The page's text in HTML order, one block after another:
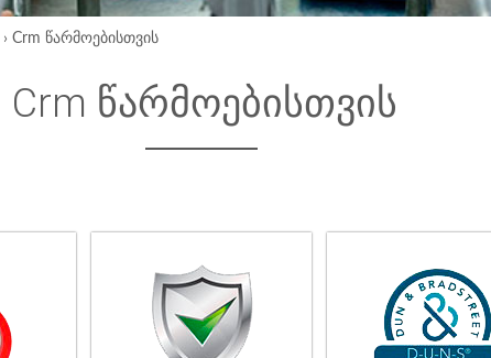
› Crm წარმოებისთვის
Crm წარმოებისთვის